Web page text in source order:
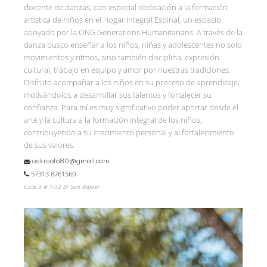
docente de danzas, con especial dedicación a la formación
artística de niños en el Hogar integral Espinal, un espacio
apoyado por la ONG Generations Humanitarians. A través de la
danza busco enseñar a los niños, niñas y adolescentes no solo
movimientos y ritmos, sino también disciplina, expresión
cultural, trabajo en equipo y amor por nuestras tradiciones.
Disfruto acompañar a los niños en su proceso de aprendizaje,
motivándolos a desarrollar sus talentos y fortalecer su
confianza. Para mí es muy significativo poder aportar desde el
arte y la cultura a la formación integral de los niños,
contribuyendo a su crecimiento personal y al fortalecimiento
de sus valores.
oskrsoto80@gmail.com
57313 8761560
Calle 3 # 7-32 B/ San Rafael